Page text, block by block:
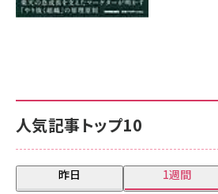
人気記事トップ10
昨日 1週間